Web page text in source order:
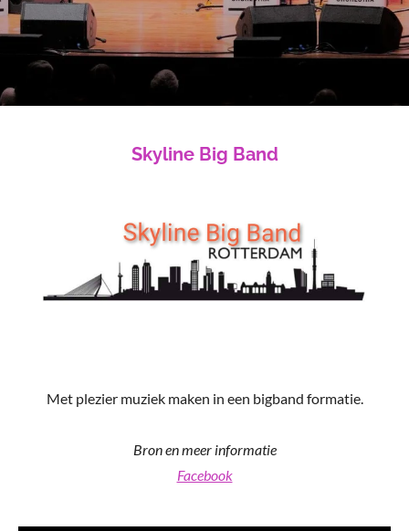
Skyline Big Band
Met plezier muziek maken in een bigband formatie.
Bron en meer informatie
Facebook